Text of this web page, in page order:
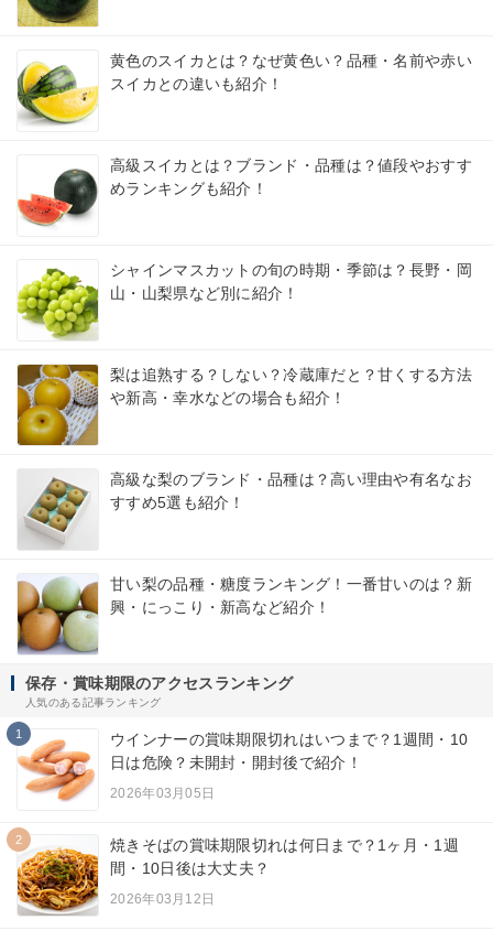
黄色のスイカとは？なぜ黄色い？品種・名前や赤い
スイカとの違いも紹介！
高級スイカとは？ブランド・品種は？値段やおすす
めランキングも紹介！
シャインマスカットの旬の時期・季節は？長野・岡
山・山梨県など別に紹介！
梨は追熟する？しない？冷蔵庫だと？甘くする方法
や新高・幸水などの場合も紹介！
高級な梨のブランド・品種は？高い理由や有名なお
すすめ5選も紹介！
甘い梨の品種・糖度ランキング！一番甘いのは？新
興・にっこり・新高など紹介！
保存・賞味期限のアクセスランキング
人気のある記事ランキング
1
ウインナーの賞味期限切れはいつまで？1週間・10
日は危険？未開封・開封後で紹介！
2026年03月05日
2
焼きそばの賞味期限切れは何日まで？1ヶ月・1週
間・10日後は大丈夫？
2026年03月12日